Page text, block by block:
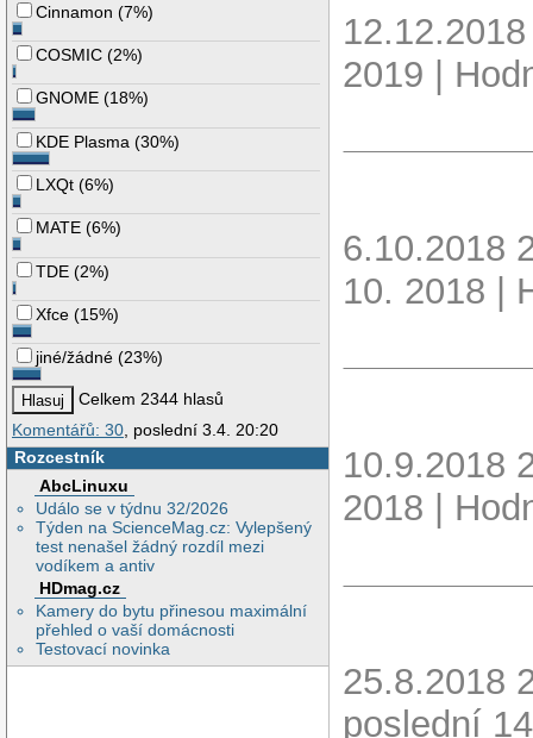
Cinnamon (7%)
COSMIC (2%)
GNOME (18%)
KDE Plasma (30%)
LXQt (6%)
MATE (6%)
TDE (2%)
Xfce (15%)
jiné/žádné (23%)
Celkem 2344 hlasů
Komentářů: 30 , poslední 3.4. 20:20
Rozcestník
AbcLinuxu
Událo se v týdnu 32/2026
Týden na ScienceMag.cz: Vylepšený
test nenašel žádný rozdíl mezi
vodíkem a antiv
HDmag.cz
Kamery do bytu přinesou maximální
přehled o vaší domácnosti
Testovací novinka
2019 |
6.10.2018
10. 2018 |
10.9.2018
2018 |
25.8.2018
poslední